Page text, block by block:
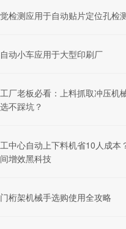
检测应用于自动贴片定位孔检
动小车应用于大型印刷厂
厂老板必看：上料抓取冲压机
不踩坑？
中心自动上下料机省10人成本
增效黑科技
桁架机械手选购使用全攻略